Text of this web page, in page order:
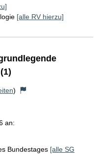
[alle RV hierzu]
)
an:
Bundestages [alle SG